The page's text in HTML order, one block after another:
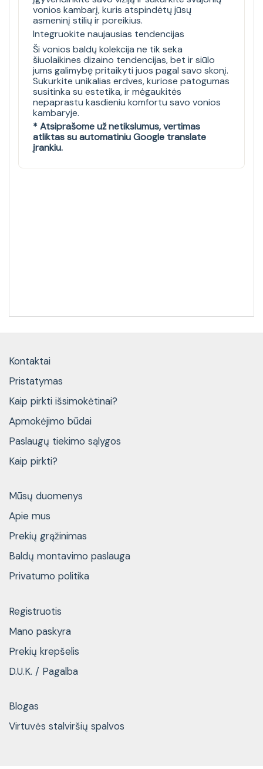
vonios kambarį, kuris atspindėtų jūsų
asmeninį stilių ir poreikius.
Integruokite naujausias tendencijas
Ši vonios baldų kolekcija ne tik seka
šiuolaikines dizaino tendencijas, bet ir siūlo
jums galimybę pritaikyti juos pagal savo skonį.
Sukurkite unikalias erdves, kuriose patogumas
susitinka su estetika, ir mėgaukitės
nepaprastu kasdieniu komfortu savo vonios
kambaryje.
* Atsiprašome už netikslumus, vertimas
atliktas su automatiniu Google translate
įrankiu.
Kontaktai
Pristatymas
Kaip pirkti išsimokėtinai?
Apmokėjimo būdai
Paslaugų tiekimo sąlygos
Kaip pirkti?
Mūsų duomenys
Apie mus
Prekių grąžinimas
Baldų montavimo paslauga
Privatumo politika
Registruotis
Mano paskyra
Prekių krepšelis
D.U.K. / Pagalba
Blogas
Virtuvės stalviršių spalvos